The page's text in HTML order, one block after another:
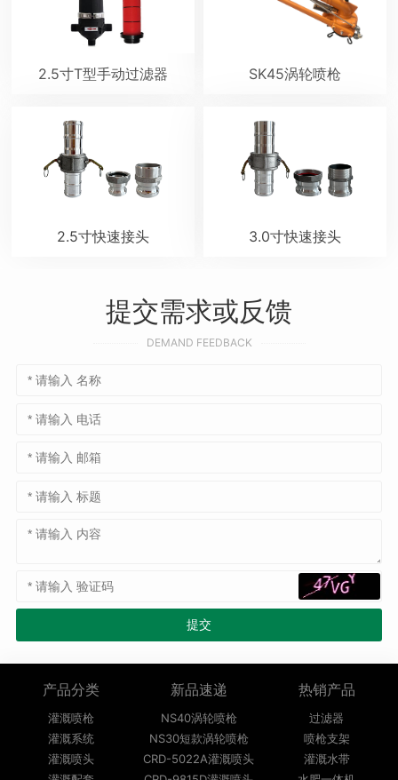
2.5寸T型手动过滤器 SK45涡轮喷枪
2.5寸快速接头 3.0寸快速接头
提交需求或反馈
DEMAND FEEDBACK
产品分类
灌溉喷枪
灌溉系统
灌溉喷头
新品速递
NS40涡轮喷枪
NS30短款涡轮喷枪
CRD-5022A灌溉喷头
热销产品
过滤器
喷枪支架
灌溉水带